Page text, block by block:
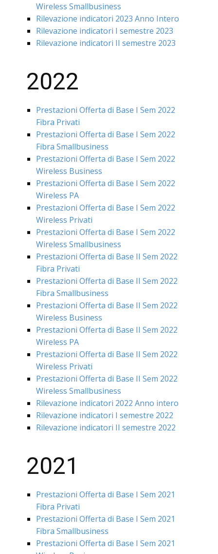
Wireless Smallbusiness
Rilevazione indicatori 2023 Anno Intero
Rilevazione indicatori I semestre 2023
Rilevazione indicatori II semestre 2023
2022
Prestazioni Offerta di Base I Sem 2022
Fibra Privati
Prestazioni Offerta di Base I Sem 2022
Fibra Smallbusiness
Prestazioni Offerta di Base I Sem 2022
Wireless Business
Prestazioni Offerta di Base I Sem 2022
Wireless PA
Prestazioni Offerta di Base I Sem 2022
Wireless Privati
Prestazioni Offerta di Base I Sem 2022
Wireless Smallbusiness
Prestazioni Offerta di Base II Sem 2022
Fibra Privati
Prestazioni Offerta di Base II Sem 2022
Fibra Smallbusiness
Prestazioni Offerta di Base II Sem 2022
Wireless Business
Prestazioni Offerta di Base II Sem 2022
Wireless PA
Prestazioni Offerta di Base II Sem 2022
Wireless Privati
Prestazioni Offerta di Base II Sem 2022
Wireless Smallbusiness
Rilevazione indicatori 2022 Anno intero
Rilevazione indicatori I semestre 2022
Rilevazione indicatori II semestre 2022
2021
Prestazioni Offerta di Base I Sem 2021
Fibra Privati
Prestazioni Offerta di Base I Sem 2021
Fibra Smallbusiness
Prestazioni Offerta di Base I Sem 2021